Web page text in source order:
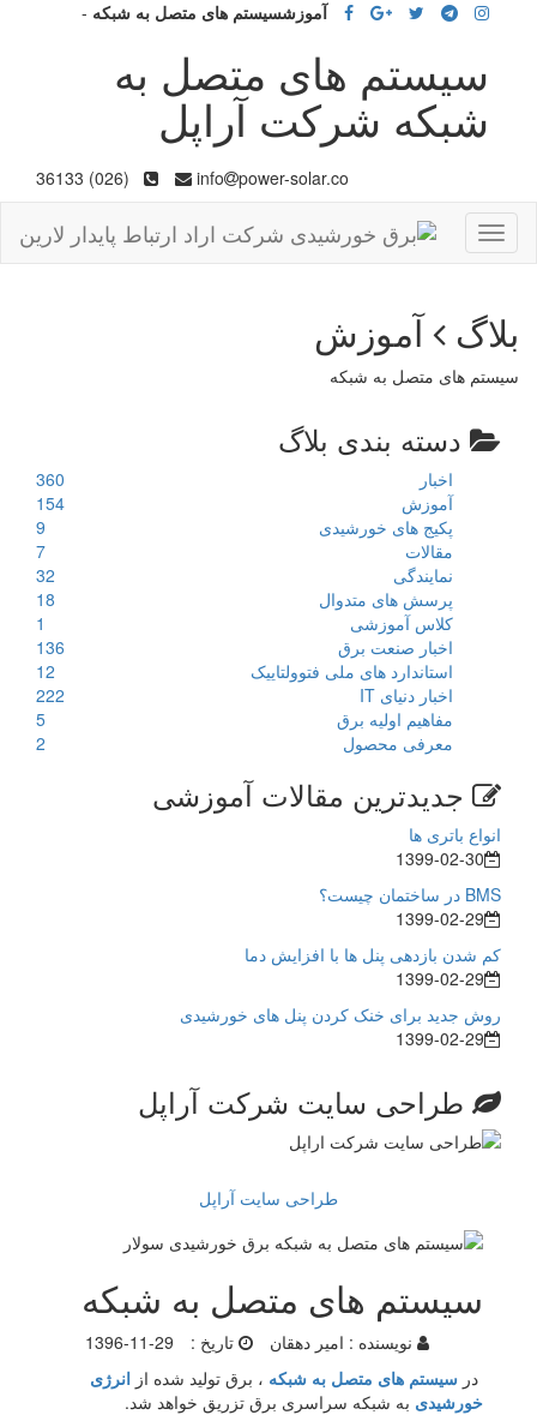
آموزشسیستم های متصل به شبکه -
سیستم های متصل به
شبکه شرکت آراپل
info power-solar.co
(026) 36133
Toggle
navigation
بلاگ آموزش
سیستم های متصل به شبکه
دسته بندی بلاگ
اخبار
360
آموزش
154
پکیج های خورشیدی
9
مقالات
7
نمایندگی
32
پرسش های متدوال
18
کلاس آموزشی
1
اخبار صنعت برق
136
استاندارد های ملی فتوولتاییک
12
اخبار دنیای IT
222
مفاهیم اولیه برق
5
معرفی محصول
2
جدیدترین مقالات آموزشی
انواع باتری ها
1399-02-30
BMS در ساختمان چیست؟
1399-02-29
کم شدن بازدهی پنل ها با افزایش دما
1399-02-29
روش جدید برای خنک کردن پنل های خورشیدی
1399-02-29
طراحی سایت شرکت آراپل
طراحی سایت آراپل
سیستم های متصل به شبکه
نویسنده : امیر دهقان تاریخ :
1396-11-29
در سیستم های متصل به شبکه ، برق تولید شده از انرژی
خورشیدی به شبکه سراسری برق تزریق خواهد شد.